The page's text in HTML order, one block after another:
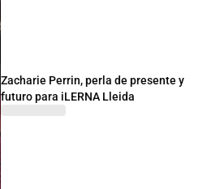
Zacharie Perrin, perla de presente y
futuro para iLERNA Lleida